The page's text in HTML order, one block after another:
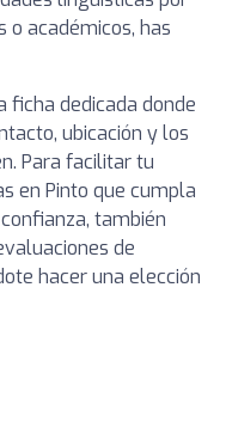
académicos, has
ficha dedicada donde
ubicación y los
Para facilitar tu
en Pinto que cumpla
también
de
hacer una elección